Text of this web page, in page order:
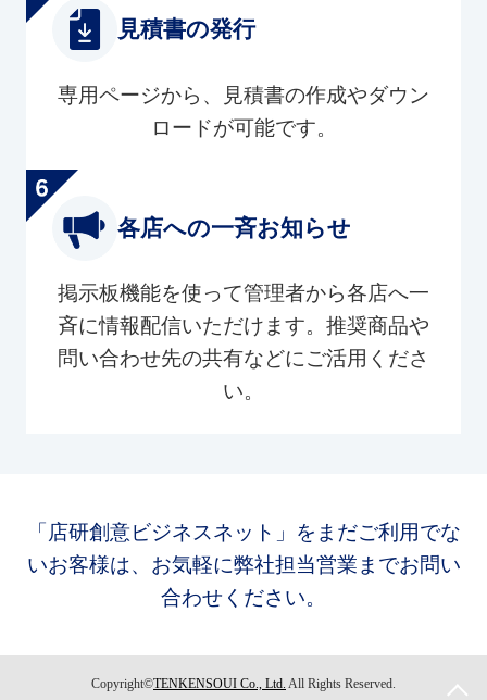
見積書の発行
専用ページから、見積書の作成やダウン
ロードが可能です。
各店への一斉お知らせ
掲示板機能を使って管理者から各店へ一
斉に情報配信いただけます。推奨商品や
問い合わせ先の共有などにご活用くださ
い。
「店研創意ビジネスネット」をまだご利用でな
いお客様は、お気軽に弊社担当営業までお問い
合わせください。
Copyright©TENKENSOUI Co., Ltd. All Rights Reserved.